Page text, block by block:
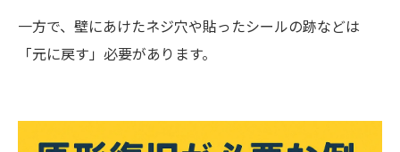
一方で、壁にあけたネジ穴や貼ったシールの跡などは
「元に戻す」必要があります。